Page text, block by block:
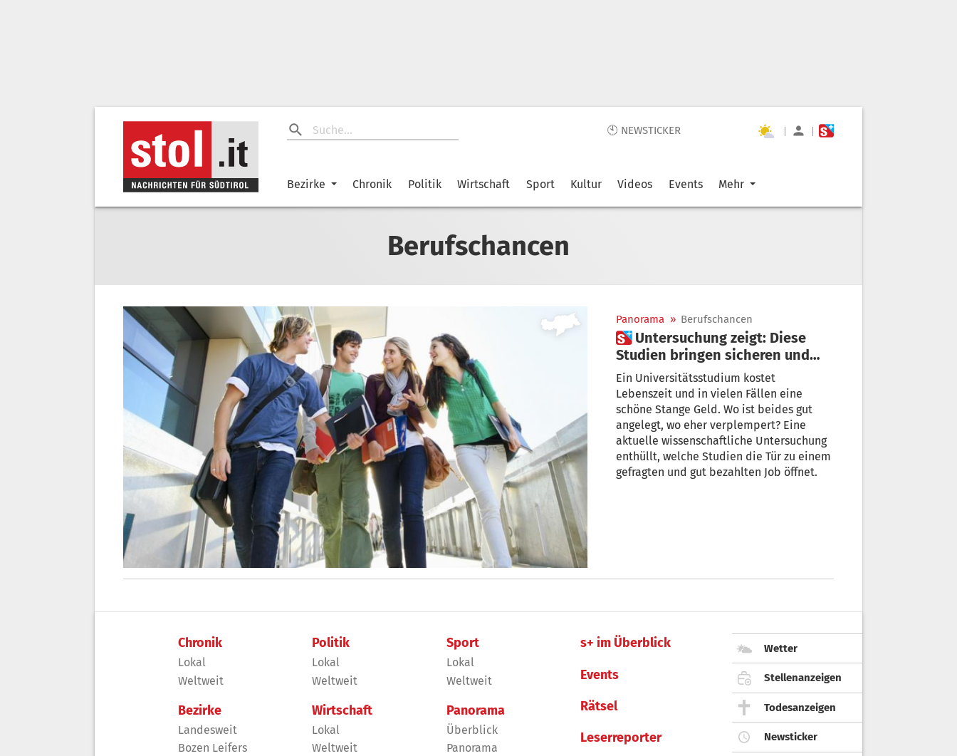
🕙 NEWSTICKER | |
Bezirke Chronik Politik Wirtschaft Sport Kultur Videos Events Mehr
Berufschancen
Panorama » Berufschancen
 Untersuchung zeigt: Diese
Studien bringen sicheren und
gut bezahlten Job
Ein Universitätsstudium kostet
Lebenszeit und in vielen Fällen eine
schöne Stange Geld. Wo ist beides gut
angelegt, wo eher verplempert? Eine
aktuelle wissenschaftliche Untersuchung
enthüllt, welche Studien die Tür zu einem
gefragten und gut bezahlten Job öffnet.
Chronik
Lokal
Weltweit
Bezirke
Landesweit
Bozen Leifers
Politik
Lokal
Weltweit
Wirtschaft
Lokal
Weltweit
Sport
Lokal
Weltweit
Panorama
Überblick
Panorama
s+ im Überblick
Events
Rätsel
Leserreporter
Wetter
Stellenanzeigen
Todesanzeigen
Newsticker